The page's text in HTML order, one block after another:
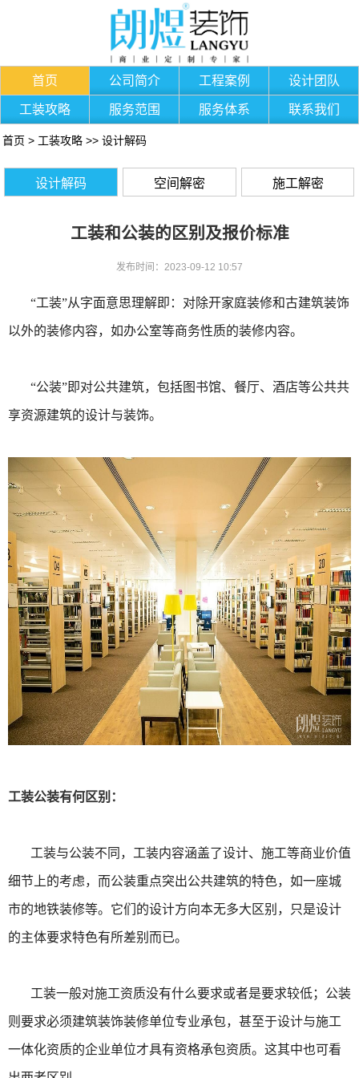
首页 公司简介 工程案例 设计团队
工装攻略 服务范围 服务体系 联系我们
首页 > 工装攻略 >> 设计解码
设计解码 空间解密 施工解密
工装和公装的区别及报价标准
发布时间：2023-09-12 10:57
“工装”从字面意思理解即：对除开家庭装修和古建筑装饰
以外的装修内容，如办公室等商务性质的装修内容。
“公装”即对公共建筑，包括图书馆、餐厅、酒店等公共共
享资源建筑的设计与装饰。
工装公装有何区别：
工装与公装不同，工装内容涵盖了设计、施工等商业价值
细节上的考虑，而公装重点突出公共建筑的特色，如一座城
市的地铁装修等。它们的设计方向本无多大区别，只是设计
的主体要求特色有所差别而已。
工装一般对施工资质没有什么要求或者是要求较低；公装
则要求必须建筑装饰装修单位专业承包，甚至于设计与施工
一体化资质的企业单位才具有资格承包资质。这其中也可看